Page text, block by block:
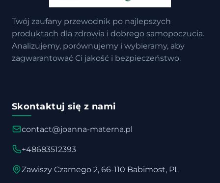
Twój zaufany przewodnik po najlepszych
produktach dla zdrowia i dobrego samopoczucia.
Analizujemy, porównujemy i wybieramy, aby
zagwarantować Ci jakość i bezpieczeństwo.
Skontaktuj się z nami
contact@joanna-materna.pl
+48683512393
Zawiszy Czarnego 2, 66-110 Babimost, PL